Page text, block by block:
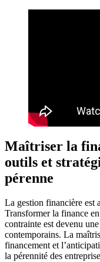
Maîtriser la
outils et
pérenne
La gestion financière est
Transformer la finance
contrainte est devenu
contemporains. La
financement et
la pérennité des